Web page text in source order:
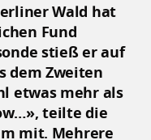
Wald hat
Fund
stieß er auf
dem Zweiten
etwas mehr als
teilte die
mit. Mehrere